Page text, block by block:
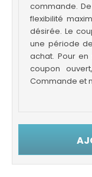
commande. De cette façon, vous bénéficiez d’une
flexibilité
désirée. Le
une période
achat. Pour
coupon
Commande et